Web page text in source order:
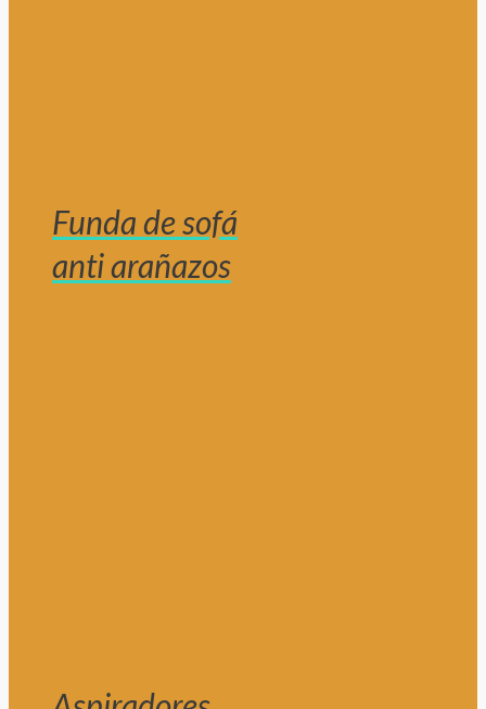
Funda de sofá
anti arañazos